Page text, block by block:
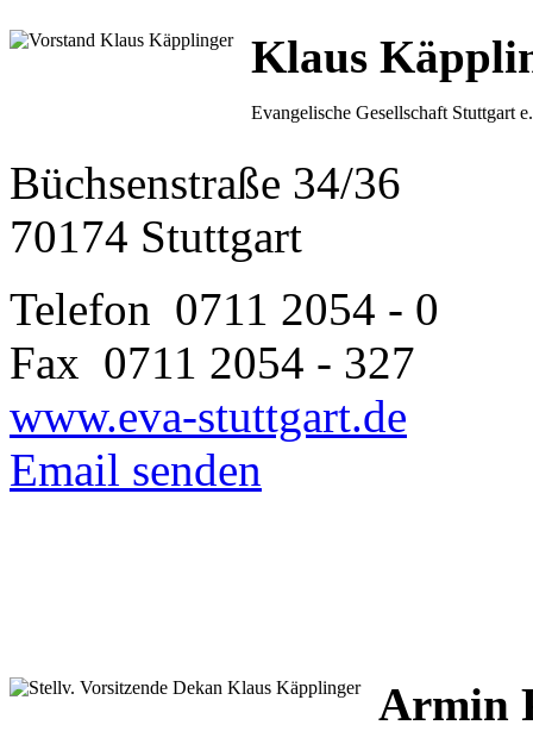
Klaus
Evangelische Gesellschaft Stuttgart
Büchsenstraße 34/36
70174 Stuttgart
Telefon 0711 2054 - 0
Fax 0711 2054 - 327
www.eva-stuttgart.de
Email senden
Armin